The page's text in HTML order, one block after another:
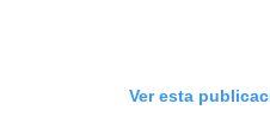
Ver esta